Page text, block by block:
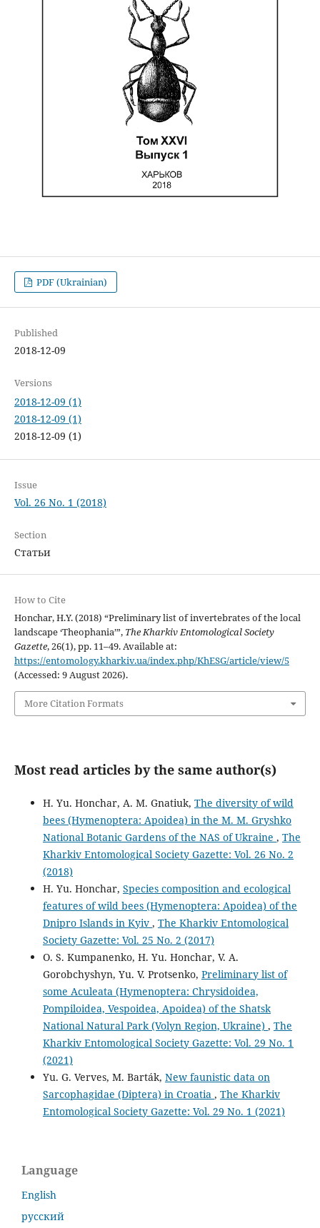
PDF (Ukrainian)
Published
2018-12-09
Versions
2018-12-09 (1)
2018-12-09 (1)
2018-12-09 (1)
Issue
Vol. 26 No. 1 (2018)
Section
Статьи
How to Cite
Honchar, H.Y. (2018) “Preliminary list of invertebrates of the local
landscape ‘Theophania’”, The Kharkiv Entomological Society
Gazette, 26(1), pp. 11–49. Available at:
https://entomology.kharkiv.ua/index.php/KhESG/article/view/5
(Accessed: 9 August 2026).
More Citation Formats
Most read articles by the same author(s)
H. Yu. Honchar, A. M. Gnatiuk, The diversity of wild
bees (Hymenoptera: Apoidea) in the M. M. Gryshko
National Botanic Gardens of the NAS of Ukraine , The
Kharkiv Entomological Society Gazette: Vol. 26 No. 2
(2018)
H. Yu. Honchar, Species composition and ecological
features of wild bees (Hymenoptera: Apoidea) of the
Dnipro Islands in Kyiv , The Kharkiv Entomological
Society Gazette: Vol. 25 No. 2 (2017)
O. S. Kumpanenko, H. Yu. Honchar, V. A.
Gorobchyshyn, Yu. V. Protsenko, Preliminary list of
some Aculeata (Hymenoptera: Chrysidoidea,
Pompiloidea, Vespoidea, Apoidea) of the Shatsk
National Natural Park (Volyn Region, Ukraine) , The
Kharkiv Entomological Society Gazette: Vol. 29 No. 1
(2021)
Yu. G. Verves, M. Barták, New faunistic data on
Sarcophagidae (Diptera) in Croatia , The Kharkiv
Entomological Society Gazette: Vol. 29 No. 1 (2021)
Language
English
русский